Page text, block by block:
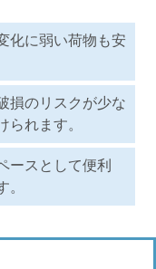
化に弱い荷物も安
損のリスクが少な
られます。
ースとして便利
。